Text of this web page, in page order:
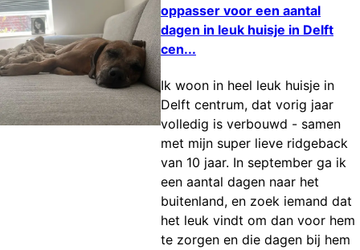
oppasser voor een aantal
dagen in leuk huisje in Delft
cen...
Ik woon in heel leuk huisje in
Delft centrum, dat vorig jaar
volledig is verbouwd - samen
met mijn super lieve ridgeback
van 10 jaar. In september ga ik
een aantal dagen naar het
buitenland, en zoek iemand dat
het leuk vindt om dan voor hem
te zorgen en die dagen bij hem